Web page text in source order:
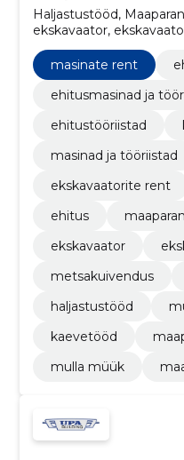
Haljastustööd,
ekskavaator,
läbipesu, valgamaa,
masinate rent
ehitusmasinad ja
ehitustööriistad
masinad ja tööriistad
ekskavaatorite rent
ehitus
ekskavaator
metsakuivendus
haljastustööd
kaevetööd
mulla müük